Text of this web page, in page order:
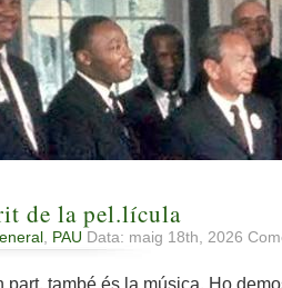
de la pel.lícula
PAU Data: maig 18th, 2026
part, també és la música. Ho